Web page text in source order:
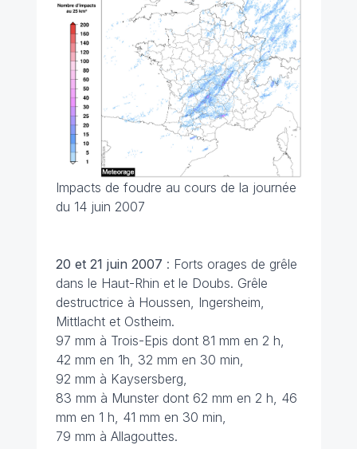
Impacts de foudre au cours de la journée
du 14 juin 2007
20 et 21 juin 2007 : Forts orages de grêle
dans le Haut-Rhin et le Doubs. Grêle
destructrice à Houssen, Ingersheim,
Mittlacht et Ostheim.
97 mm à Trois-Epis dont 81 mm en 2 h,
42 mm en 1h, 32 mm en 30 min,
92 mm à Kaysersberg,
83 mm à Munster dont 62 mm en 2 h, 46
mm en 1 h, 41 mm en 30 min,
79 mm à Allagouttes.